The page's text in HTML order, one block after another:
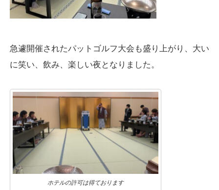
急遽開催されたパットゴルフ大会も盛り上がり、大い
に笑い、飲み、楽しい夜となりました。
ホテルの許可は得ております